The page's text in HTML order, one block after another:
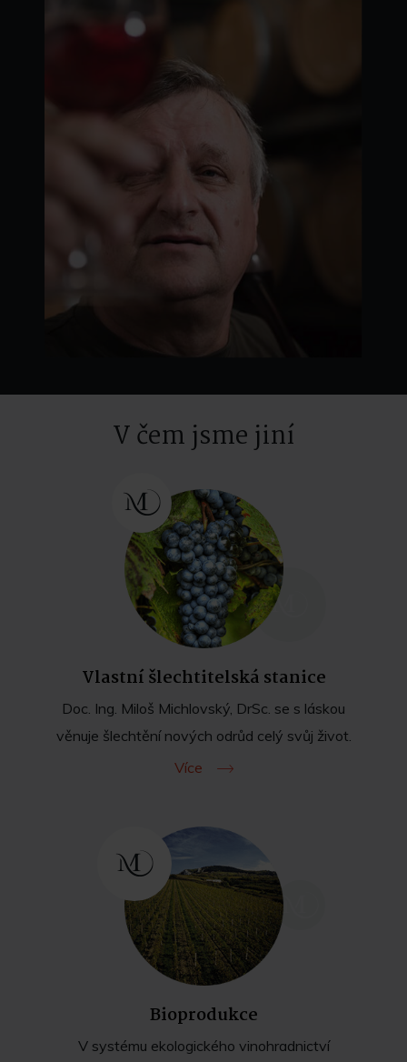
V čem jsme jiní
Vlastní šlechtitelská stanice
Doc. Ing. Miloš Michlovský, DrSc. se s láskou
věnuje šlechtění nových odrůd celý svůj život.
Více
Bioprodukce
V systému ekologického vinohradnictví